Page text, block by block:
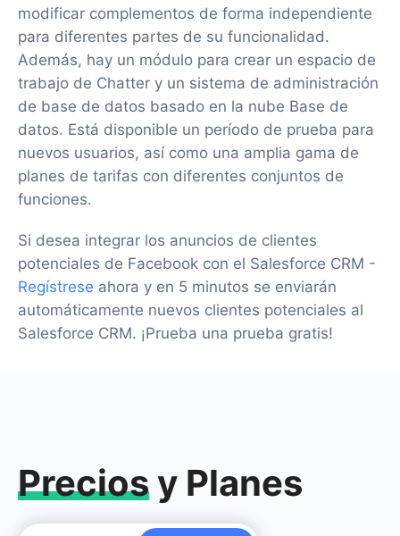
modificar complementos de forma independiente
para diferentes partes de su funcionalidad.
Además, hay un módulo para crear un espacio de
trabajo de Chatter y un sistema de administración
de base de datos basado en la nube Base de
datos. Está disponible un período de prueba para
nuevos usuarios, así como una amplia gama de
planes de tarifas con diferentes conjuntos de
funciones.
Si desea integrar los anuncios de clientes
potenciales de Facebook con el Salesforce CRM -
Regístrese ahora y en 5 minutos se enviarán
automáticamente nuevos clientes potenciales al
Salesforce CRM. ¡Prueba una prueba gratis!
Preciosy Planes